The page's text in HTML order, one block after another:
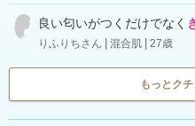
良い匂いがつくだけでなく
りふりちさん 混合肌 27歳
もっとク